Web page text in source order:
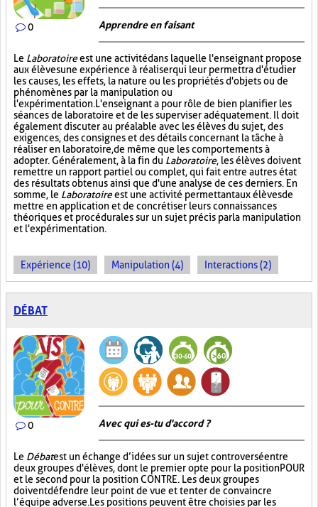
0 Apprendre en faisant
Le Laboratoireest une activité dans laquelle l'enseignant propose
aux élèves une expérience à réaliser qui leur permettra d'étudier
les causes, les effets, la nature ou les propriétés d'objets ou de
phénomènes par la manipulation ou
l'expérimentation. L'enseignant a pour rôle de bien planifier les
séances de laboratoire et de les superviser adéquatement. Il doit
également discuter au préalable avec les élèves du sujet, des
exigences, des consignes et des détails concernant la tâche à
réaliser en laboratoire, de même que les comportements à
adopter. Généralement, à la fin du Laboratoire, les élèves doivent
remettre un rapport partiel ou complet, qui fait entre autres état
des résultats obtenus ainsi que d'une analyse de ces derniers. En
somme, le Laboratoireest une activité permettant aux élèves de
mettre en application et de concrétiser leurs connaissances
théoriques et procédurales sur un sujet précis par la manipulation
et l'expérimentation.
Expérience (10) Manipulation (4) Interactions (2)
DÉBAT
0 Avec qui es-tu d'accord ?
Le Débatest un échange d’idées sur un sujet controversé entre
deux groupes d'élèves, dont le premier opte pour la position POUR
et le second pour la position CONTRE. Les deux groupes
doivent défendre leur point de vue et tenter de convaincre
l’équipe adverse. Les positions peuvent être choisies par les